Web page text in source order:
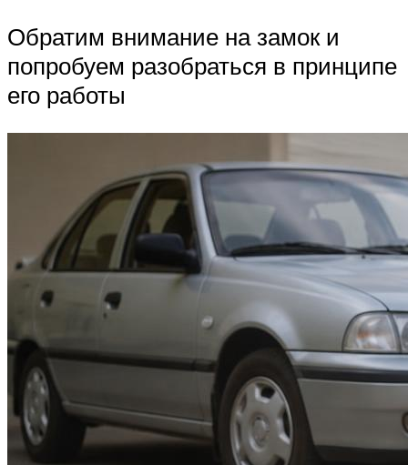
Обратим внимание на замок и
попробуем разобраться в принципе
его работы